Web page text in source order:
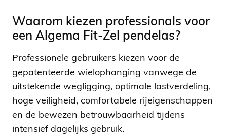
Waarom kiezen professionals voor
een Algema Fit-Zel pendelas?
Professionele gebruikers kiezen voor de
gepatenteerde wielophanging vanwege de
uitstekende wegligging, optimale lastverdeling,
hoge veiligheid, comfortabele rijeigenschappen
en de bewezen betrouwbaarheid tijdens
intensief dagelijks gebruik.